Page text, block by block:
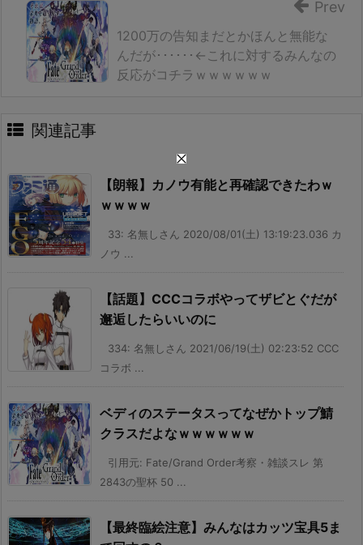
1200万の告知まだとかほんと無能な
んだが･･････←これに対するみんなの
反応がコチラｗｗｗｗｗｗ
Prev
関連記事
【朗報】カノウ有能と再確認できたわｗ
ｗｗｗｗ
33: 名無しさん 2020/08/01(土) 13:19:23.036 カ
ノウ ...
【話題】CCCコラボやってザビとぐだが
邂逅したらいいのに
334: 名無しさん 2021/06/19(土) 02:23:52 CCC
コラボ ...
ベディのステータスってなぜかトップ鯖
クラスだよなｗｗｗｗｗｗ
引用元: Fate/Grand Order考察・雑談スレ 第
2843の聖杯 50 ...
【最終臨絵注意】みんなはカッツ宝具5ま